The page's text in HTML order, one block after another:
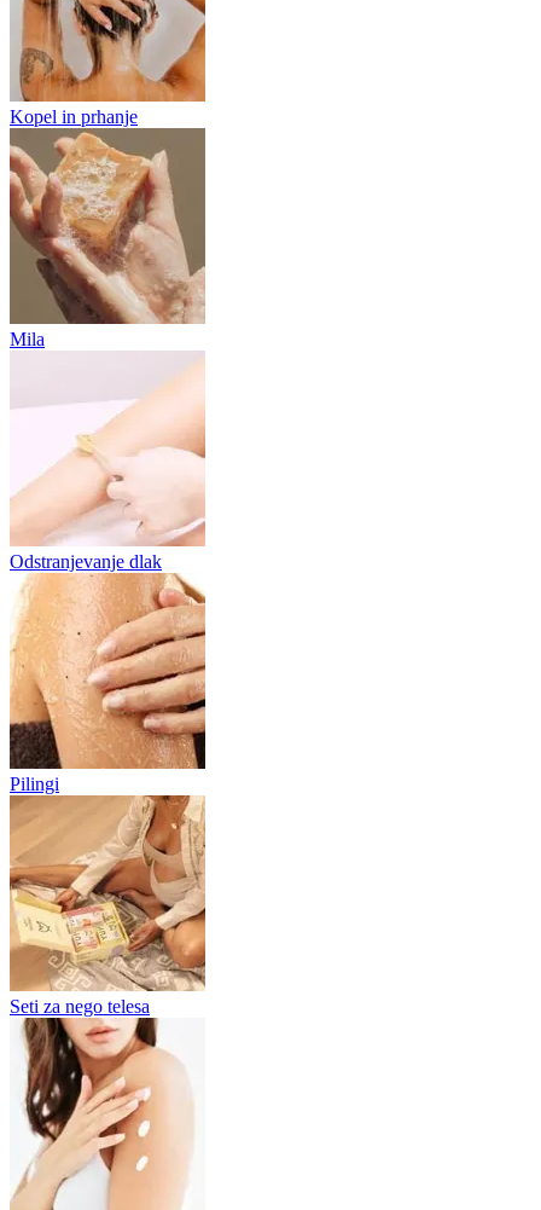
Kopel in prhanje
Mila
Odstranjevanje dlak
Pilingi
Seti za nego telesa